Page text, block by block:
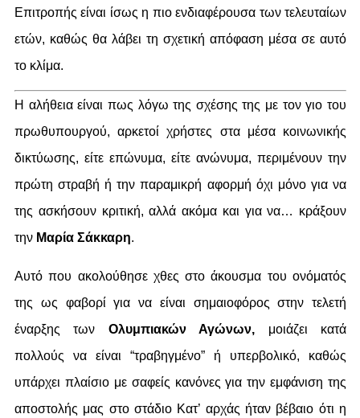
Επιτροπής είναι ίσως η πιο ενδιαφέρουσα των τελευταίων
ετών, καθώς θα λάβει τη σχετική απόφαση μέσα σε αυτό
το κλίμα.
Η αλήθεια είναι πως λόγω της σχέσης της με τον γιο του
πρωθυπουργού, αρκετοί χρήστες στα μέσα κοινωνικής
δικτύωσης, είτε επώνυμα, είτε ανώνυμα, περιμένουν την
πρώτη στραβή ή την παραμικρή αφορμή όχι μόνο για να
της ασκήσουν κριτική, αλλά ακόμα και για να… κράξουν
την Μαρία Σάκκαρη.
Αυτό που ακολούθησε χθες στο άκουσμα του ονόματός
της ως φαβορί για να είναι σημαιοφόρος στην τελετή
έναρξης των Ολυμπιακών Αγώνων, μοιάζει κατά
πολλούς να είναι “τραβηγμένο” ή υπερβολικό, καθώς
υπάρχει πλαίσιο με σαφείς κανόνες για την εμφάνιση της
αποστολής μας στο στάδιο Κατ’ αρχάς ήταν βέβαιο ότι η